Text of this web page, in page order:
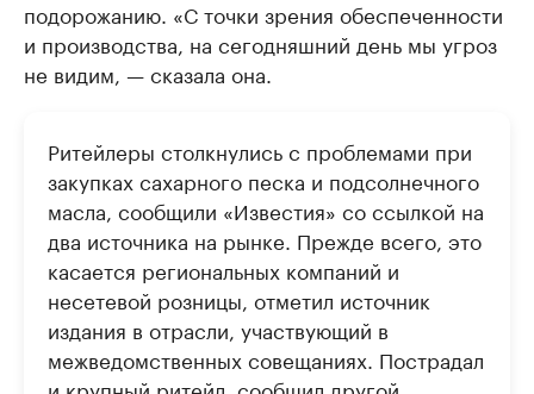
подорожанию. «С точки зрения обеспеченности
и производства, на сегодняшний день мы угроз
не видим, — сказала она.
Ритейлеры столкнулись с проблемами при
закупках сахарного песка и подсолнечного
масла, сообщили «Известия» со ссылкой на
два источника на рынке. Прежде всего, это
касается региональных компаний и
несетевой розницы, отметил источник
издания в отрасли, участвующий в
межведомственных совещаниях. Пострадал